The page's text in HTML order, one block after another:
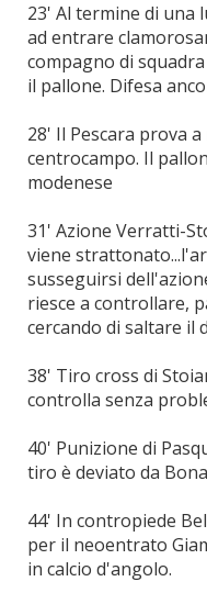
23' Al termine di una
ad entrare
compagno di
il pallone. Difesa
28' Il Pescara prova
centrocampo. Il
modenese
31' Azione Verratti-
viene
susseguirsi
riesce a controllare,
cercando di saltare il
38' Tiro cross di
controlla senza
40' Punizione di
tiro è deviato da
44' In contropiede
per il neoentrato
in calcio d'angolo.